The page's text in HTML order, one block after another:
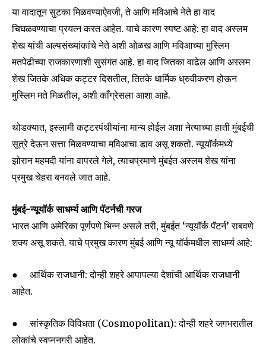
या वादातून सुटका मिळवण्याऐवजी, ते आणि मविआचे नेते हा वाद
चिघळवण्याचा प्रयत्न करत आहेत. याचे कारण स्पष्ट आहे: हा वाद अस्लम
शेख यांची अल्पसंख्यांकांचे नेते अशी ओळख आणि मविआच्या मुस्लिम
मतपेढीच्या राजकारणाशी सुसंगत आहे. हा वाद जितका वाढेल आणि अस्लम
शेख जितके अधिक कट्टर दिसतील, तितके धार्मिक ध्रुवीकरण होऊन
मुस्लिम मते मिळतील, अशी काँग्रेसला आशा आहे.
थोडक्यात, इस्लामी कट्टरपंथीयांना मान्य होईल अशा नेत्याच्या हाती मुंबईची
सूत्रे देऊन सत्ता मिळवण्याचा मविआचा डाव असू शकतो. न्यूयॉर्कमध्ये
झोरान महमदी यांना वापरले गेले, त्याचप्रमाणे मुंबईत अस्लम शेख यांना
प्रमुख चेहरा बनवले जात आहे.
मुंबई-न्यूयॉर्क साधर्म्य आणि पॅटर्नची गरज
भारत आणि अमेरिका पूर्णपणे भिन्न असले तरी, मुंबईत ‘न्यूयॉर्क पॅटर्न’ राबवणे
शक्य असू शकते. याचे प्रमुख कारण मुंबई आणि न्यू यॉर्कमधील साधर्म्य आहे:
● आर्थिक राजधानी: दोन्ही शहरे आपापल्या देशांची आर्थिक राजधानी
आहेत.
● सांस्कृतिक विविधता (Cosmopolitan): दोन्ही शहरे जगभरातील
लोकांचे स्वप्ननगरी आहेत.